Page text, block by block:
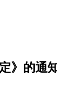
》的通